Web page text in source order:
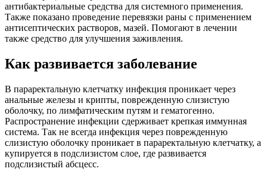
антибактериальные средства для системного применения.
Также показано проведение перевязки раны с применением
антисептических растворов, мазей. Помогают в лечении
также средство для улучшения заживления.
Как развивается заболевание
В параректальную клетчатку инфекция проникает через
анальные железы и крипты, поврежденную слизистую
оболочку, по лимфатическим путям и гематогенно.
Распространение инфекции сдерживает крепкая иммунная
система. Так не всегда инфекция через поврежденную
слизистую оболочку проникает в параректальную клетчатку, а
купируется в подслизистом слое, где развивается
подслизистый абсцесс.